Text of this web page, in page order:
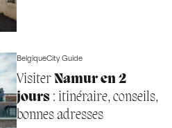
BelgiqueCity Guide
Visiter Namur en 2
jours: itinéraire, conseils,
bonnes adresses